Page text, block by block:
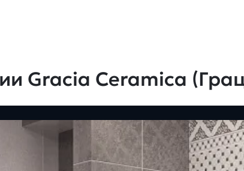
Gracia Ceramica